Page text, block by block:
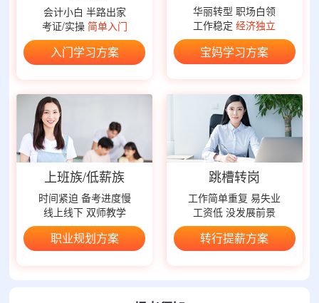
会计小白 半路出家
考证/实操 简单入门
入门学习方案
华丽转型 职场白领
工作稳定经济独立
宝妈学习方案
上班族/低薪族
时间紧迫 备考进度慢
线上线下 双师教学
职业规划方案
跳槽转岗
工作简单重复 易失业
工资低 没发展前景
转行提薪方案